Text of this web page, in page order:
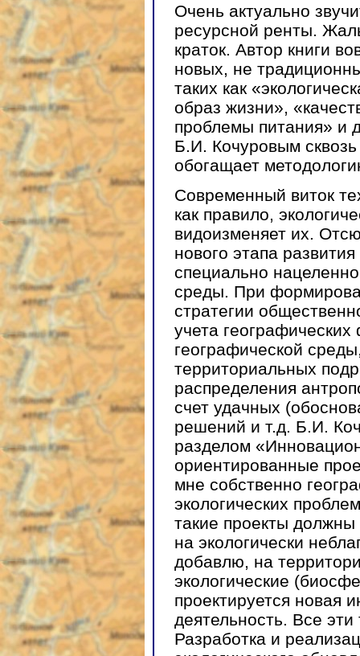
Очень актуально
ресурсной ренты.
краток. Автор книги
новых, не
таких как
образ жизни»,
проблемы питания» и
Б.И. Кочуровым сквозь
обогащает
Современный виток
как правило,
видоизменяет их.
нового этапа
специально
среды. При
стратегии
учета
географической
территориальных
распределения
счет удачных
решений и т.д. Б.И.
разделом
ориентированные
мне собственно
экологических
такие проекты должны
на экологически
добавлю, на
экологические
проектируется новая
деятельность. Все
Разработка и